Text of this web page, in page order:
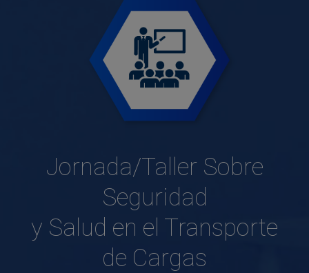
Jornada/Taller Sobre
Seguridad
y Salud en el Transporte
de Cargas